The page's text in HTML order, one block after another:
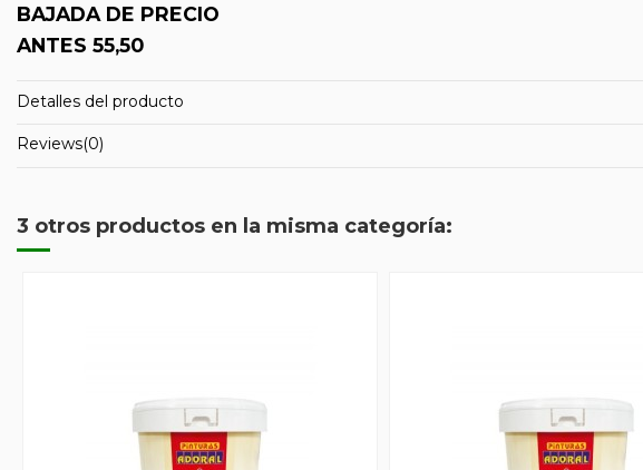
BAJADA DE PRECIO
ANTES 55,50
Detalles del producto
Reviews(0)
3 otros productos en la misma categoría: